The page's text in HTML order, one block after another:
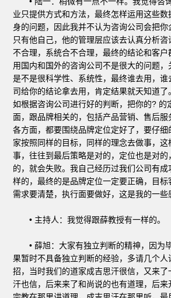
业只提供方式和方法，最终怎样运用这些数
身的问题，因此我并不认为咨询公司会把
只有他自己，他的管理层应该去认真分析
不合理，系统合不合理，最终的结论和客
用国内和国外的咨询公司不是很大的问题
是不是很科学性、系统性，最终谁去用，
司给你的结论拿去用，肯定结果就天知道了
如根据咨询公司进行好的判断，把你的? 的
面，跟品牌相关的，包括产品营销、售后
各方面，都要围绕品牌定位定好了，要仔
家按照同样的目标，同样的理念去做事，
事，往往到最后策略是对的，定位也是对
的，就会失败。我自己经历过我们公司有
样的，最终的是品牌定位一定要正确，目标
需求要清楚，执行面要做好，这是我的一些
• 主持人：我觉得跟薛教授有一样的。
• 薛旭：大家有独立判断的精神，因为
果暂时不具备独立判断的经验，多请几个人
招，当时我们的道家成吉思汗很信，又来了
汗也信，后来来了和尚说的也有道理，后